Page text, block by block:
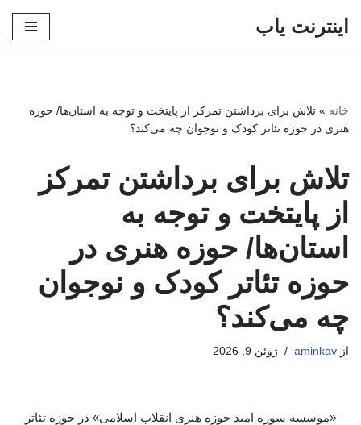
اینترنت یاب
خانه » تلاش برای برداشتن تمرکز از پایتخت و توجه به استان‌ها/ حوزه
هنری در حوزه تئاتر کودک و نوجوان چه می‌کند؟
تلاش برای برداشتن تمرکز
از پایتخت و توجه به
استان‌ها/ حوزه هنری در
حوزه تئاتر کودک و نوجوان
چه می‌کند؟
از aminkav ژوئن 9, 2026
«موسسه سوره امید حوزه هنری انقلاب اسلامی» در حوزه تئاتر